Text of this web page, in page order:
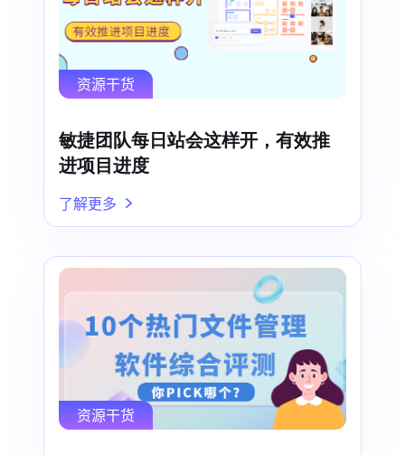
资源干货
敏捷团队每日站会这样开，有效推
进项目进度
了解更多
资源干货